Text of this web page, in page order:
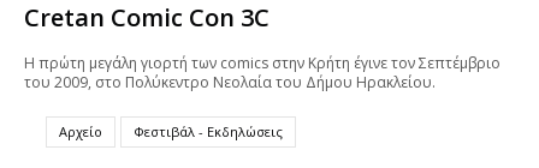
Cretan Comic Con 3C
Η πρώτη μεγάλη γιορτή των comics στην Κρήτη έγινε τον Σεπτέμβριο
του 2009, στο Πολύκεντρο Νεολαία του Δήμου Ηρακλείου.
Αρχείο Φεστιβάλ - Εκδηλώσεις